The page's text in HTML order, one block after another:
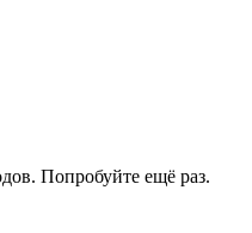
Попробуйте ещё раз.